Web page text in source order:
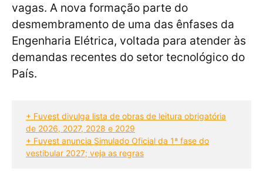
vagas. A nova formação parte do
desmembramento de uma das ênfases da
Engenharia Elétrica, voltada para atender às
demandas recentes do setor tecnológico do
País.
+ Fuvest divulga lista de obras de leitura obrigatória
de 2026, 2027, 2028 e 2029
+ Fuvest anuncia Simulado Oficial da 1ª fase do
vestibular 2027; veja as regras